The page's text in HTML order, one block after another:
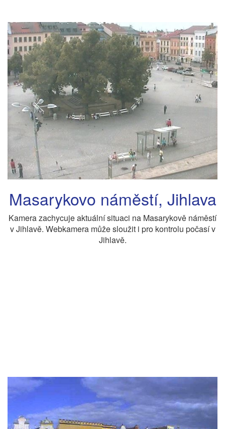
Masarykovo náměstí, Jihlava
Kamera zachycuje aktuální situaci na Masarykově náměstí
v Jihlavě. Webkamera může sloužit i pro kontrolu počasí v
Jihlavě.